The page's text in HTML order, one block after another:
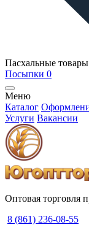
Пасхальные товары
Посыпки 0
Меню
Каталог
Услуги Вакансии
Оптовая торговля
8 (861) 236-08-55